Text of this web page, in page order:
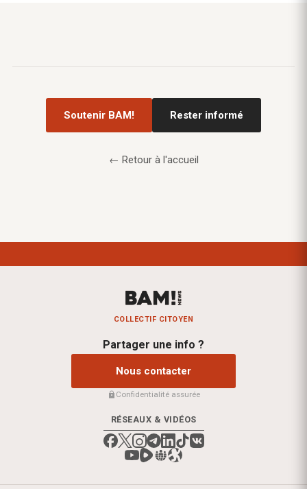
Soutenir BAM! Rester informé
← Retour à l'accueil
COLLECTIF CITOYEN
Partager une info ?
Nous contacter
Confidentialité assurée
RÉSEAUX & VIDÉOS